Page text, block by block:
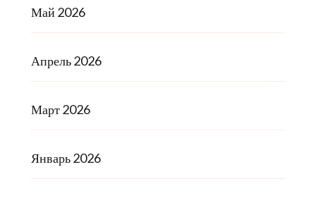
Май 2026
Апрель 2026
Март 2026
Январь 2026